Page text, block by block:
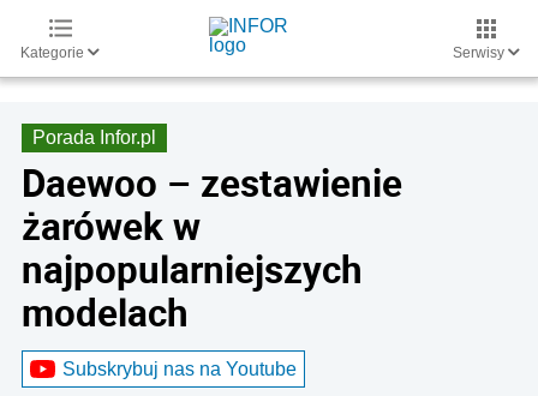
Kategorie Serwisy
Porada Infor.pl
Daewoo – zestawienie
żarówek w
najpopularniejszych
modelach
Subskrybuj nas na Youtube